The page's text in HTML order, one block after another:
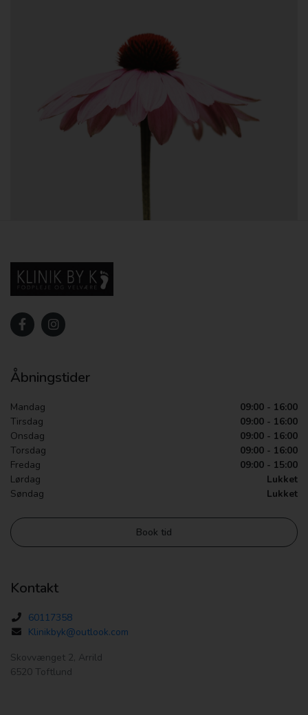
Åbningstider
Mandag
09:00 - 16:00
Tirsdag
09:00 - 16:00
Onsdag
09:00 - 16:00
Torsdag
09:00 - 16:00
Fredag
09:00 - 15:00
Lørdag
Lukket
Søndag
Lukket
Book tid
Kontakt
60117358
Klinikbyk@outlook.com
Skovvænget 2, Arrild
6520 Toftlund